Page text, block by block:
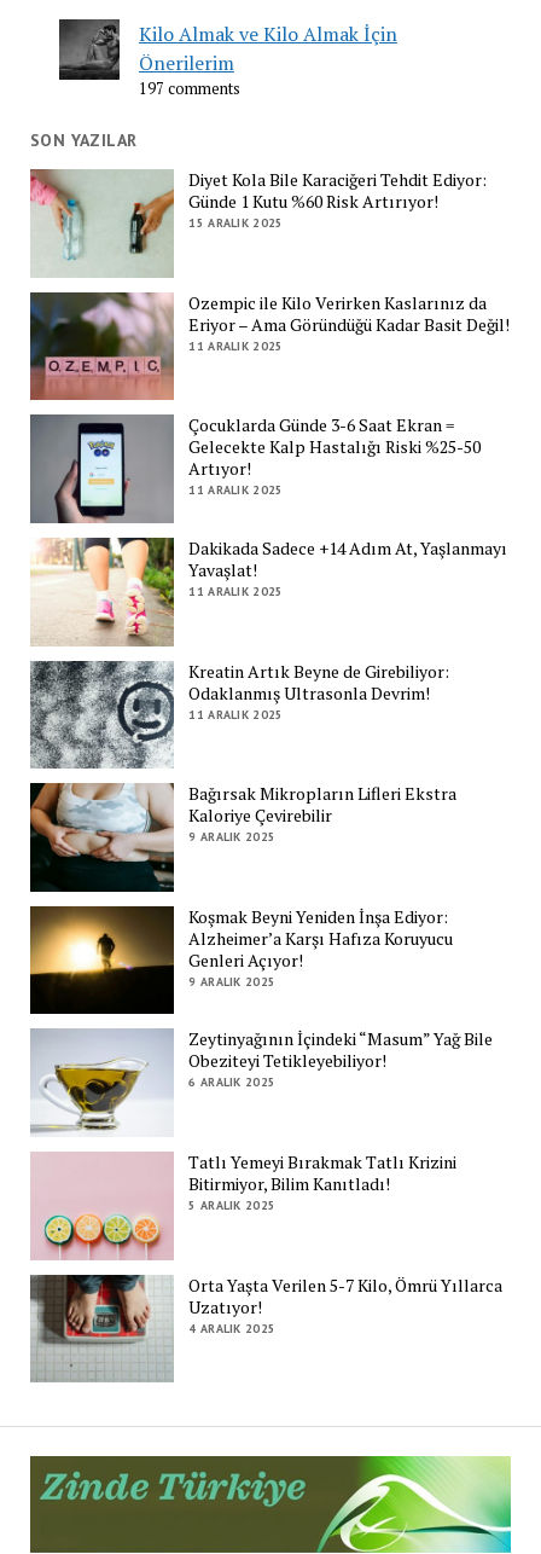
Kilo Almak ve Kilo Almak İçin
Önerilerim
197 comments
SON YAZILAR
Diyet Kola Bile Karaciğeri Tehdit Ediyor:
Günde 1 Kutu %60 Risk Artırıyor!
15 ARALIK 2025
Ozempic ile Kilo Verirken Kaslarınız da
Eriyor – Ama Göründüğü Kadar Basit Değil!
11 ARALIK 2025
Çocuklarda Günde 3-6 Saat Ekran =
Gelecekte Kalp Hastalığı Riski %25-50
Artıyor!
11 ARALIK 2025
Dakikada Sadece +14 Adım At, Yaşlanmayı
Yavaşlat!
11 ARALIK 2025
Kreatin Artık Beyne de Girebiliyor:
Odaklanmış Ultrasonla Devrim!
11 ARALIK 2025
Bağırsak Mikropların Lifleri Ekstra
Kaloriye Çevirebilir
9 ARALIK 2025
Koşmak Beyni Yeniden İnşa Ediyor:
Alzheimer’a Karşı Hafıza Koruyucu
Genleri Açıyor!
9 ARALIK 2025
Zeytinyağının İçindeki “Masum” Yağ Bile
Obeziteyi Tetikleyebiliyor!
6 ARALIK 2025
Tatlı Yemeyi Bırakmak Tatlı Krizini
Bitirmiyor, Bilim Kanıtladı!
5 ARALIK 2025
Orta Yaşta Verilen 5-7 Kilo, Ömrü Yıllarca
Uzatıyor!
4 ARALIK 2025